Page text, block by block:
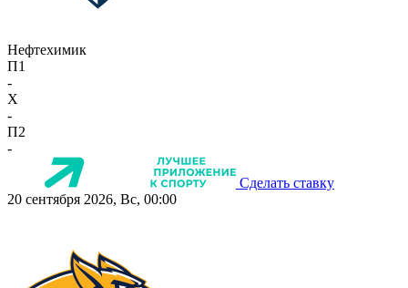
Нефтехимик
П1
-
X
-
П2
-
Сделать ставку
20 сентября 2026, Вс, 00:00